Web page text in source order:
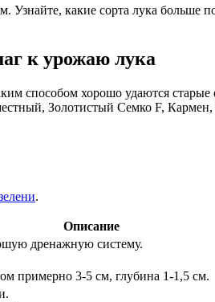
какие сорта лука больше
к урожаю лука
способом хорошо удаются
Золотистый Семко F,
.
Описание
дренажную систему.
примерно 3-5 см, глубина 1-1,5 см.